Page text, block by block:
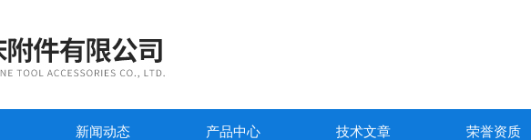
新闻动态 产品中心 技术文章 荣誉资质